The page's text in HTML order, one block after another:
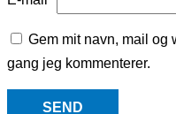
Gem mit navn, mail
gang jeg kommenterer.